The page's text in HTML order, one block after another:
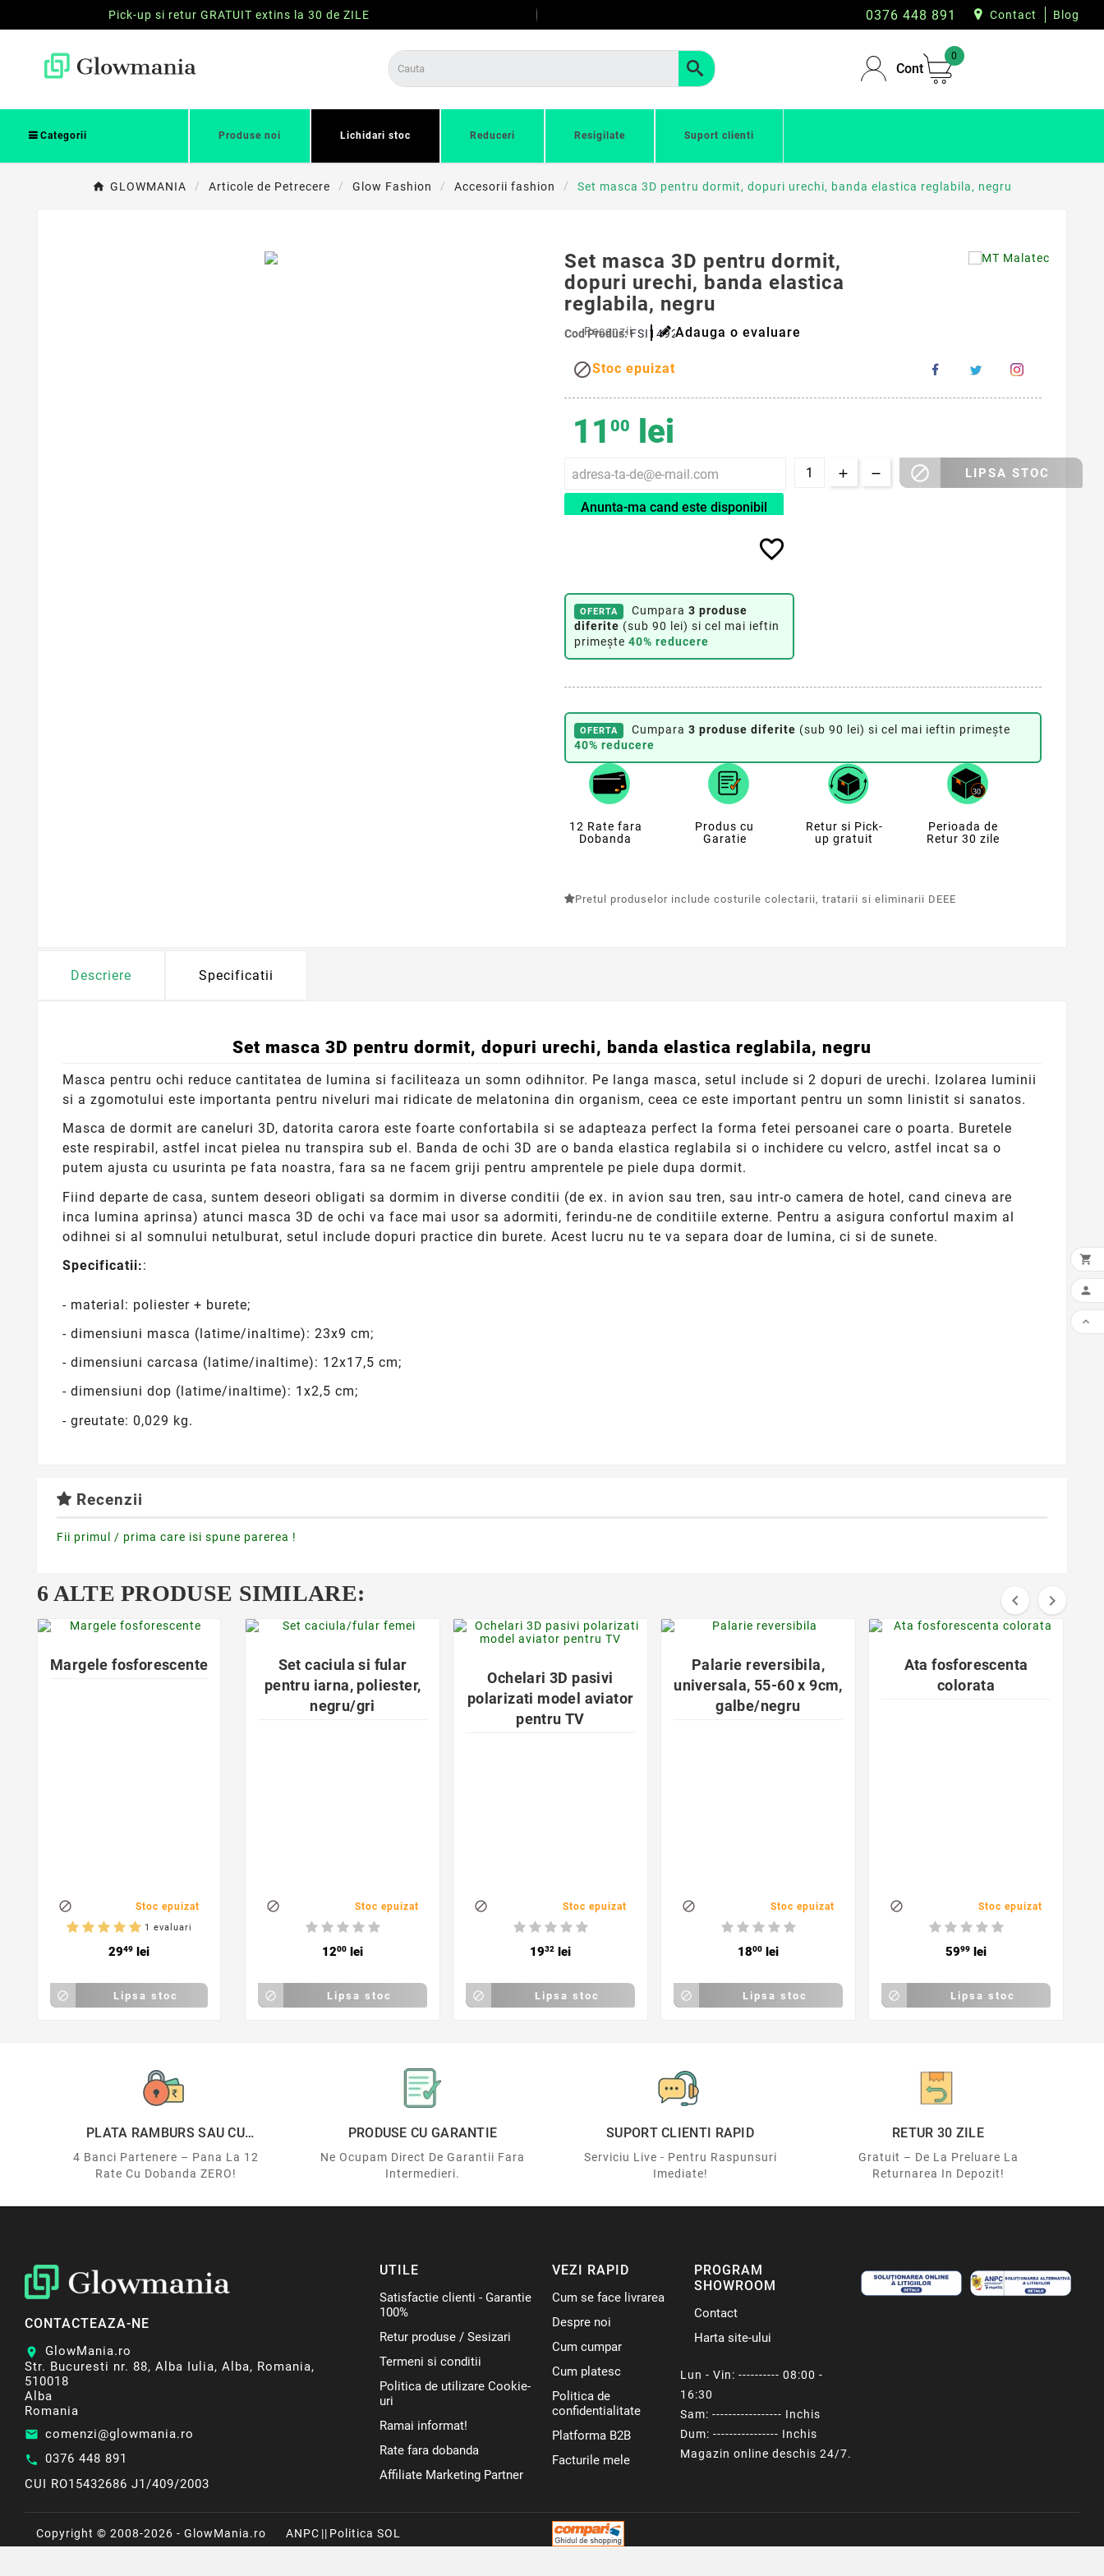
0376 448 891
Pick-up si retur GRATUIT extins la 30 de ZILE Contact Blog
Cont
0
Categorii Produse noi Lichidari stoc Reduceri Resigilate Suport clienti
GLOWMANIA Articole de Petrecere Glow Fashion Accesorii fashion Set masca 3D pentru dormit, dopuri urechi, banda elastica reglabila, negru
Set masca 3D pentru dormit,
dopuri urechi, banda elastica
reglabila, negru
Cod Produs:FSI14926
Recenzii Adauga o evaluare
Stoc epuizat
11 00 lei
Anunta-ma cand este disponibil
favorite_border
OFERTA Cumpara 3 produse
diferite (sub 90 lei) si cel mai ieftin
primește 40% reducere
 LIPSA STOC
OFERTA Cumpara 3 produse diferite (sub 90 lei) si cel mai ieftin primește
40% reducere
12 Rate fara
Dobanda
Produs cu
Garatie
Retur si Pick-
up gratuit
Perioada de
Retur 30 zile
Pretul produselor include costurile colectarii, tratarii si eliminarii DEEE
Descriere Specificatii
Set masca 3D pentru dormit, dopuri urechi, banda elastica reglabila, negru
Masca pentru ochi reduce cantitatea de lumina si faciliteaza un somn odihnitor. Pe langa masca, setul include si 2 dopuri de urechi. Izolarea luminii
si a zgomotului este importanta pentru niveluri mai ridicate de melatonina din organism, ceea ce este important pentru un somn linistit si sanatos.
Masca de dormit are caneluri 3D, datorita carora este foarte confortabila si se adapteaza perfect la forma fetei persoanei care o poarta. Buretele
este respirabil, astfel incat pielea nu transpira sub el. Banda de ochi 3D are o banda elastica reglabila si o inchidere cu velcro, astfel incat sa o
putem ajusta cu usurinta pe fata noastra, fara sa ne facem griji pentru amprentele pe piele dupa dormit.
Fiind departe de casa, suntem deseori obligati sa dormim in diverse conditii (de ex. in avion sau tren, sau intr-o camera de hotel, cand cineva are
inca lumina aprinsa) atunci masca 3D de ochi va face mai usor sa adormiti, ferindu-ne de conditiile externe. Pentru a asigura confortul maxim al
odihnei si al somnului netulburat, setul include dopuri practice din burete. Acest lucru nu te va separa doar de lumina, ci si de sunete.
Specificatii::
- material: poliester + burete;
- dimensiuni masca (latime/inaltime): 23x9 cm;
- dimensiuni carcasa (latime/inaltime): 12x17,5 cm;
- dimensiuni dop (latime/inaltime): 1x2,5 cm;
- greutate: 0,029 kg.
Recenzii
Fii primul / prima care isi spune parerea !
6 ALTE PRODUSE SIMILARE:  
favorite_border
Margele fosforescente
 Stoc epuizat
1 evaluari
2949 lei
 Lipsa stoc
favorite_border
Set caciula si fular
pentru iarna, poliester,
negru/gri
 Stoc epuizat
1200 lei
 Lipsa stoc
Ochelari 3D pasivi
polarizati model aviator
pentru TV
 Stoc epuizat
1932 lei
 Lipsa stoc
Palarie reversibila,
universala, 55-60 x 9cm,
galbe/negru
 Stoc epuizat
1800 lei
 Lipsa stoc
Ata fosforescenta
colorata
 Stoc epuizat
5999 lei
 Lipsa stoc
PLATA RAMBURS SAU CU
4 Banci Partenere – Pana La 12
Rate Cu Dobanda ZERO!
PRODUSE CU GARANTIE
Ne Ocupam Direct De Garantii Fara
Intermedieri.
SUPORT CLIENTI RAPID
Serviciu Live - Pentru Raspunsuri
Imediate!
RETUR 30 ZILE
Gratuit – De La Preluare La
Returnarea In Depozit!
CONTACTEAZA-NE
location_on
GlowMania.ro
Str. Bucuresti nr. 88, Alba Iulia, Alba, Romania,
510018
Alba
Romania
email comenzi@glowmania.ro
call 0376 448 891
CUI RO15432686 J1/409/2003
UTILE
Satisfactie clienti - Garantie
100%
Retur produse / Sesizari
Termeni si conditii
Politica de utilizare Cookie-
uri
Ramai informat!
Rate fara dobanda
Affiliate Marketing Partner
VEZI RAPID
Cum se face livrarea
Despre noi
Cum cumpar
Cum platesc
Politica de
confidentialitate
Platforma B2B
Facturile mele
PROGRAM
SHOWROOM
Contact
Harta site-ului
Lun - Vin: ---------- 08:00 -
16:30
Sam: ----------------- Inchis
Dum: ---------------- Inchis
Magazin online deschis 24/7.



Copyright © 2008-2026 - GlowMania.ro ANPC || Politica SOL